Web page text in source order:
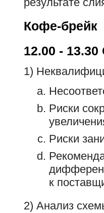
Кофе-брейк
12.00 -
1)
Риски
Риски
к
2) Анализ